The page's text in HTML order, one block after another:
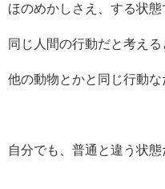
ほのめかしさえ、する状態
同じ人間の行動だと考え
他の動物とかと同じ行動な
自分でも、普通と違う状態